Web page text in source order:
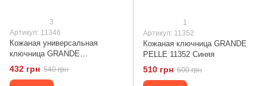
3
Артикул: 11346
Кожаная универсальная
ключница GRANDE
PELLE 11346 Белый
432 грн 540 грн
1
Артикул: 11352
Кожаная ключница GRANDE
PELLE 11352 Синяя
510 грн 600 грн